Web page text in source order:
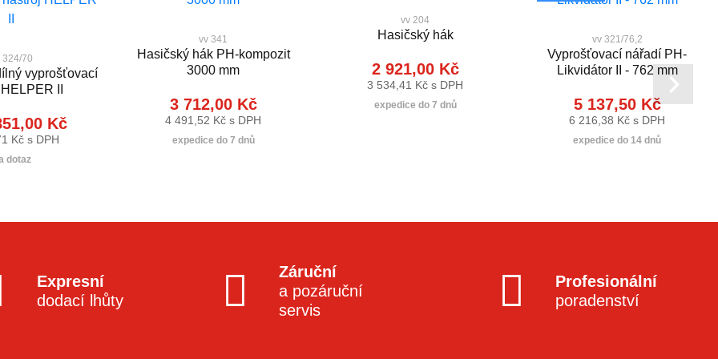
324/70
vyprošťovací
II
Kč
Kč s DPH
dotaz
vv 341
Hasičský hák PH-kompozit
3000 mm
3 712,00 Kč
4 491,52 Kč s DPH
expedice do 7 dnů
vv 204
Hasičský hák
2 921,00 Kč
3 534,41 Kč s DPH
expedice do 7 dnů
vv 321/76,2
Vyprošťovací nářadí PH-
Likvidátor II - 762 mm
5 137,50 Kč
6 216,38 Kč s DPH
expedice do 14 dnů
Expresní
dodací lhůty
Záruční
a pozáruční
servis
Profesionální
poradenství